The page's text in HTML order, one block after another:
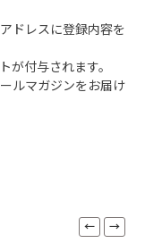
ドレスに登録内容を
が付与されます。
ルマガジンをお届け